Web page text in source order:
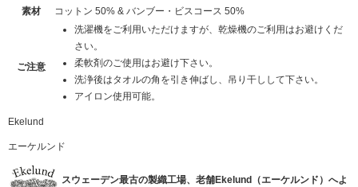
素材
コットン 50% & バンブー・ビスコース 50%
ご注意
洗濯機をご利用いただけますが、乾燥機のご利用はお避けくだ
さい。
柔軟剤のご使用はお避け下さい。
洗浄後はタオルの角を引き伸ばし、吊り干しして下さい。
アイロン使用可能。
Ekelund
エーケルンド
スウェーデン最古の製織工場、老舗Ekelund（エーケルンド）へよ